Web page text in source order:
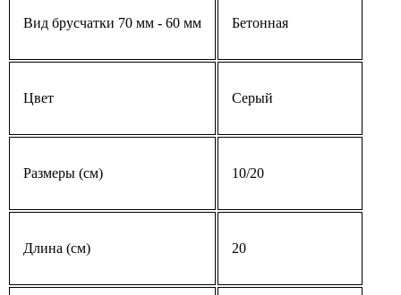
Вид брусчатки 70 мм - 60 мм Бетонная
Цвет Серый
Размеры (см) 10/20
Длина (см) 20